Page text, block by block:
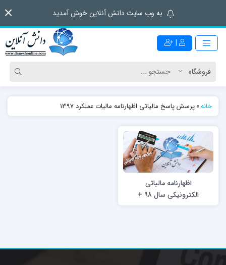
به وب سایت دانش آنلاین خوش آمدید
|
خانه»پرسش پاسخ مالیاتی اظهارنامه مالیات عملکرد 1397
اظهارنامه مالیاتی
الکترونیکی سال 98 +
راهنما